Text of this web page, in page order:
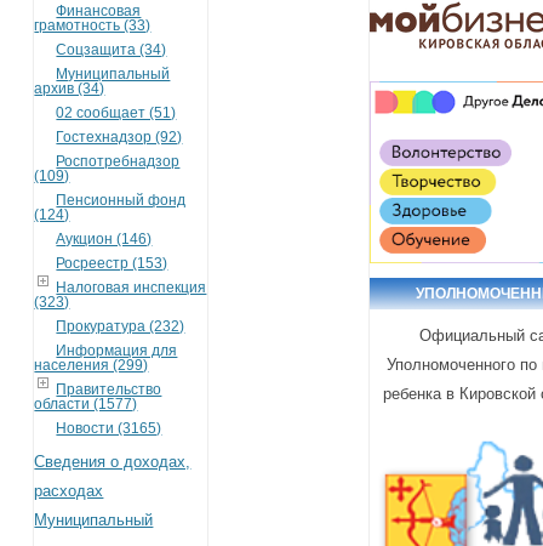
Финансовая
грамотность (33)
Соцзащита (34)
Муниципальный
архив (34)
02 сообщает (51)
Гостехнадзор (92)
Роспотребнадзор
(109)
Пенсионный фонд
(124)
Аукцион (146)
Росреестр (153)
Налоговая инспекция
(323)
Прокуратура (232)
Информация для
населения (299)
Правительство
области (1577)
Новости (3165)
Сведения о доходах,
расходах
Муниципальный
Официальный
Уполномоченного
ребенка в Кировской